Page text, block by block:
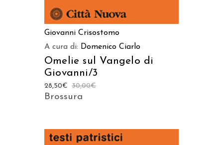
Giovanni Crisostomo
A cura di: Domenico Ciarlo
Omelie sul Vangelo di
Giovanni/3
30,00€
28,50€
Brossura